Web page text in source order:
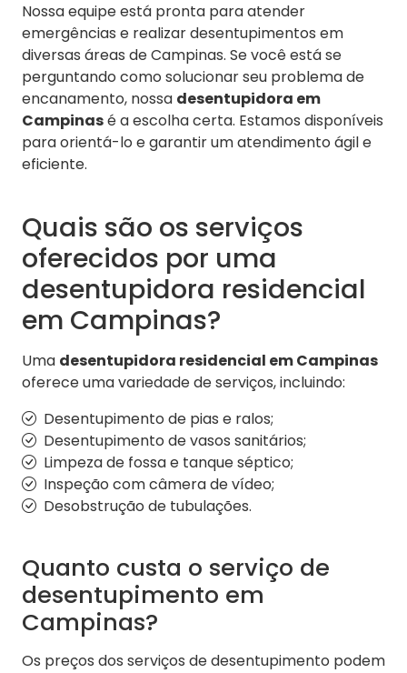
Nossa equipe está pronta para atender
emergências e realizar desentupimentos em
diversas áreas de Campinas. Se você está se
perguntando como solucionar seu problema de
encanamento, nossa desentupidora em
Campinasé a escolha certa. Estamos disponíveis
para orientá-lo e garantir um atendimento ágil e
eficiente.
Quais são os serviços
oferecidos por uma
desentupidora residencial
em Campinas?
Uma desentupidora residencial em Campinas
oferece uma variedade de serviços, incluindo:
Desentupimento de pias e ralos;
Desentupimento de vasos sanitários;
Limpeza de fossa e tanque séptico;
Inspeção com câmera de vídeo;
Desobstrução de tubulações.
Quanto custa o serviço de
desentupimento em
Campinas?
Os preços dos serviços de desentupimento podem